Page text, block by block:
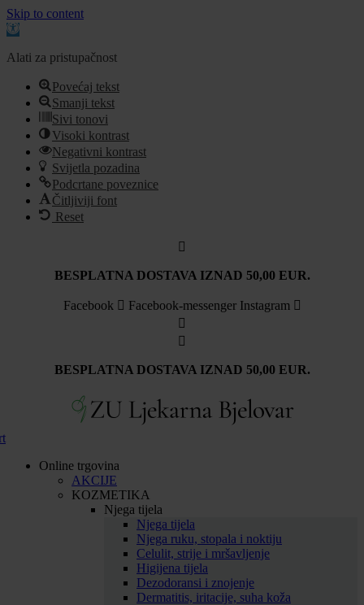
Skip to content
Open
Alati za pristupačnost
Povećaj tekst
Smanji tekst
Sivi tonovi
Visoki kontrast
Negativni kontrast
Svijetla pozadina
Podcrtane poveznice
Čitljiviji font
Reset
BESPLATNA DOSTAVA IZNAD 50,00 EUR.
Facebook Facebook-messenger Instagram
BESPLATNA DOSTAVA IZNAD 50,00 EUR.
Online trgovina
AKCIJE
KOZMETIKA
Njega tijela
Njega tijela
Njega ruku, stopala i noktiju
Celulit, strije i mršavljenje
Higijena tijela
Dezodoransi i znojenje
Dermatitis, iritacije, suha koža